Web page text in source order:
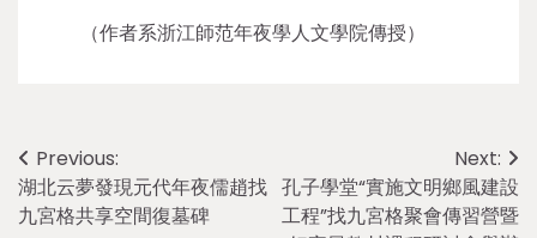
（作者系浙江師范年夜學人文學院傳授）
Post
navigation
Previous:
湖北云夢發現元代年夜儒趙找
九宮格共享空間復墓碑
Next:
孔子學堂“實施文明鄉風建設
工程”找九宮格聚會傳習營暨